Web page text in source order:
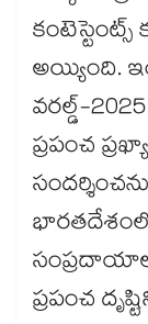
అయ్యింది.
వరల్డ్-
ప్రపంచ
భారతదేశంలోని
ప్రపంచ